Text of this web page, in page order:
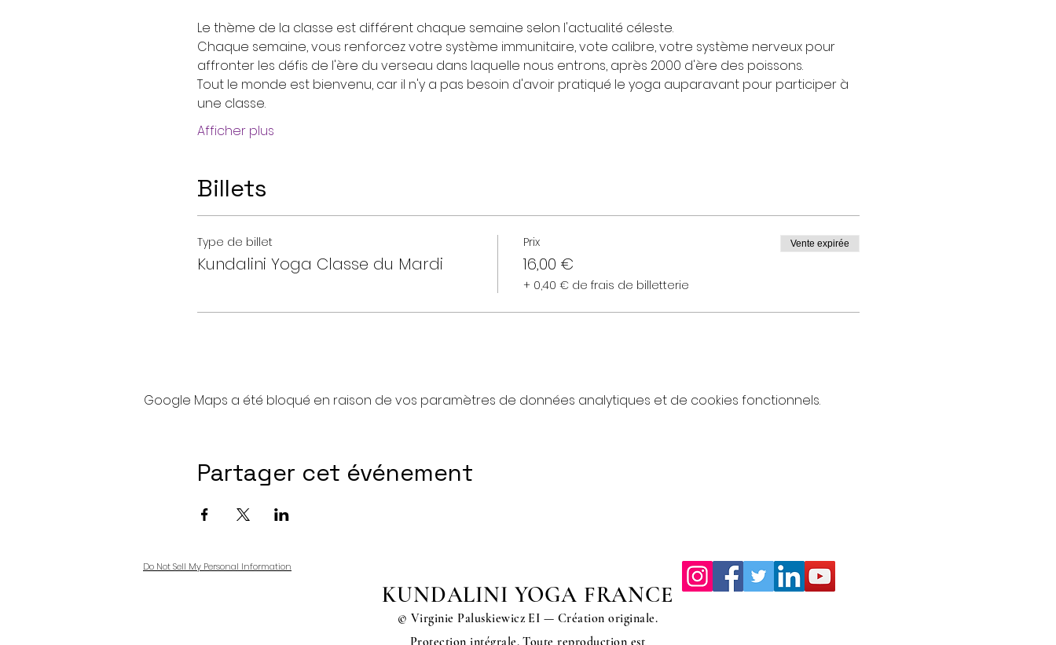
Le thème de la classe est différent chaque semaine selon l'actualité céleste.
Chaque semaine, vous renforcez votre système immunitaire, vote calibre, votre système nerveux pour
affronter les défis de l'ère du verseau dans laquelle nous entrons, après 2000 d'ère des poissons.
Tout le monde est bienvenu, car il n'y a pas besoin d'avoir pratiqué le yoga auparavant pour participer à
une classe.
Afficher plus
Billets
Type de billet
Kundalini Yoga Classe du Mardi
Prix
16,00 €
+ 0,40 € de frais de billetterie
Vente expirée
Google Maps a été bloqué en raison de vos paramètres de données analytiques et de cookies fonctionnels.
Partager cet événement
Do Not Sell My Personal Information
KUNDALINI YOGA FRANCE
© Virginie Paluskiewicz EI — Création originale.
Protection intégrale. Toute reproduction est